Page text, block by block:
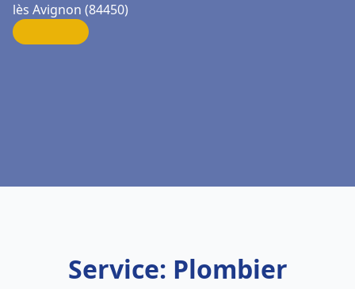
lès Avignon (84450)
Service: Plombier